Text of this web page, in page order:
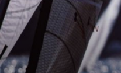
Zum
Inhalt
springen